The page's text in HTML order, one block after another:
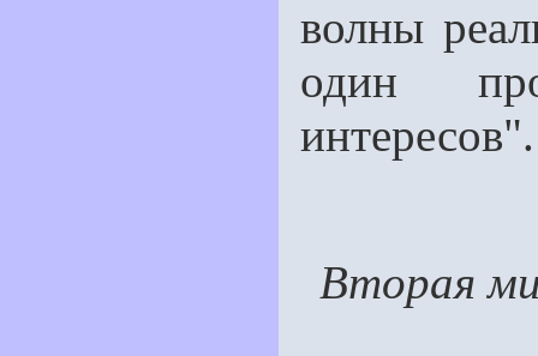
волны
один
интересов".
Вторая